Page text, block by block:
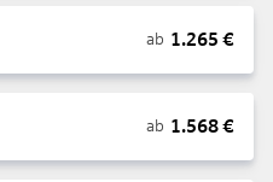
ab 1.265 €
ab 1.568€